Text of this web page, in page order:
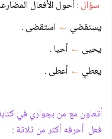
سؤال :أحول الأفعال
يستقضي ← استقضى .
يحيى ← أحيا .
يعطي ← أعطى .
أتعاون مع من بجواري في
فعل أحرفه أكثر من ثلاثة :